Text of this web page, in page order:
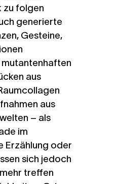
zu folgen
generierte
Gesteine,
aus
aus
– als
im
Erzählung oder
sich jedoch
treffen